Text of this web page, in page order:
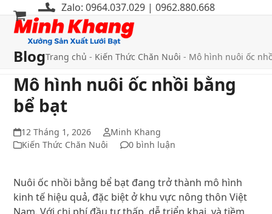
qua
dung
Zalo: 0964.037.029 | 0962.880.668
Mở
menu
di
động
Đóng
menu
di
động
BlogTrang chủ - Kiến Thức Chăn Nuôi - Mô hình nuôi ốc
Mô hình nuôi ốc nhồi bằng
bể bạt
12 Tháng 1, 2026
Minh Khang
Kiến Thức Chăn Nuôi
0 bình luận
Nuôi ốc nhồi bằng bể bạt đang trở thành mô hình
kinh tế hiệu quả, đặc biệt ở khu vực nông thôn Việt